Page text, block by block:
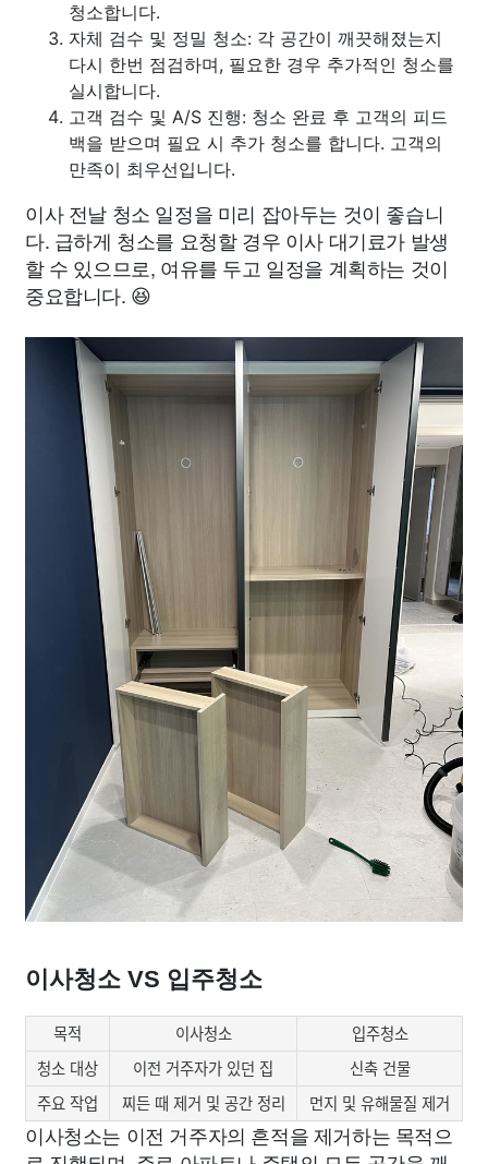
청소합니다.
자체 검수 및 정밀 청소: 각 공간이 깨끗해졌는지
다시 한번 점검하며, 필요한 경우 추가적인 청소를
실시합니다.
고객 검수 및 A/S 진행: 청소 완료 후 고객의 피드
백을 받으며 필요 시 추가 청소를 합니다. 고객의
만족이 최우선입니다.
이사 전날 청소 일정을 미리 잡아두는 것이 좋습니
다. 급하게 청소를 요청할 경우 이사 대기료가 발생
할 수 있으므로, 여유를 두고 일정을 계획하는 것이
중요합니다. 😆
이사청소 VS 입주청소
목적 이사청소
입주청소
청소 대상
이전 거주자가 있던 집
신축 건물
주요 작업
찌든 때 제거 및 공간 정리 먼지 및 유해물질 제거
이사청소는 이전 거주자의 흔적을 제거하는 목적으